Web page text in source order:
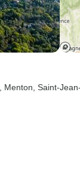
, Menton , Saint-